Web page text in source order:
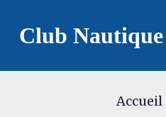
Club
Accueil